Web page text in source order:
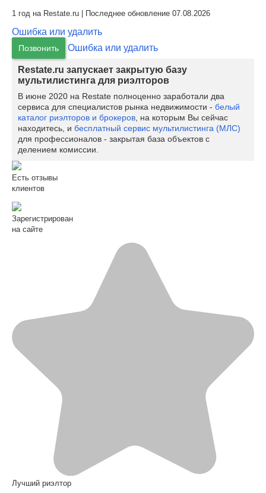
1 год на Restate.ru | Последнее обновление 07.08.2026
Ошибка или удалить
Позвонить Ошибка или удалить
Restate.ru запускает закрытую базу
мультилистинга для риэлторов
В июне 2020 на Restate полноценно заработали два
сервиса для специалистов рынка недвижимости - белый
каталог риэлторов и брокеров , на которым Вы сейчас
находитесь, и бесплатный сервис мультилистинга (МЛС)
для профессионалов - закрытая база объектов с
делением комиссии.
Есть отзывы
клиентов
Зарегистрирован
на сайте
Лучший риэлтор